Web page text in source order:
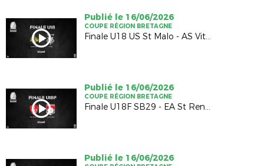
Publié le 16/06/2026
COUPE RÉGION BRETAGNE
Finale U18 US St Malo - AS Vitré (2-2; 4-5 TAB)
Publié le 16/06/2026
COUPE RÉGION BRETAGNE
Finale U18F SB29 - EA St Renan (1-0)
Publié le 16/06/2026